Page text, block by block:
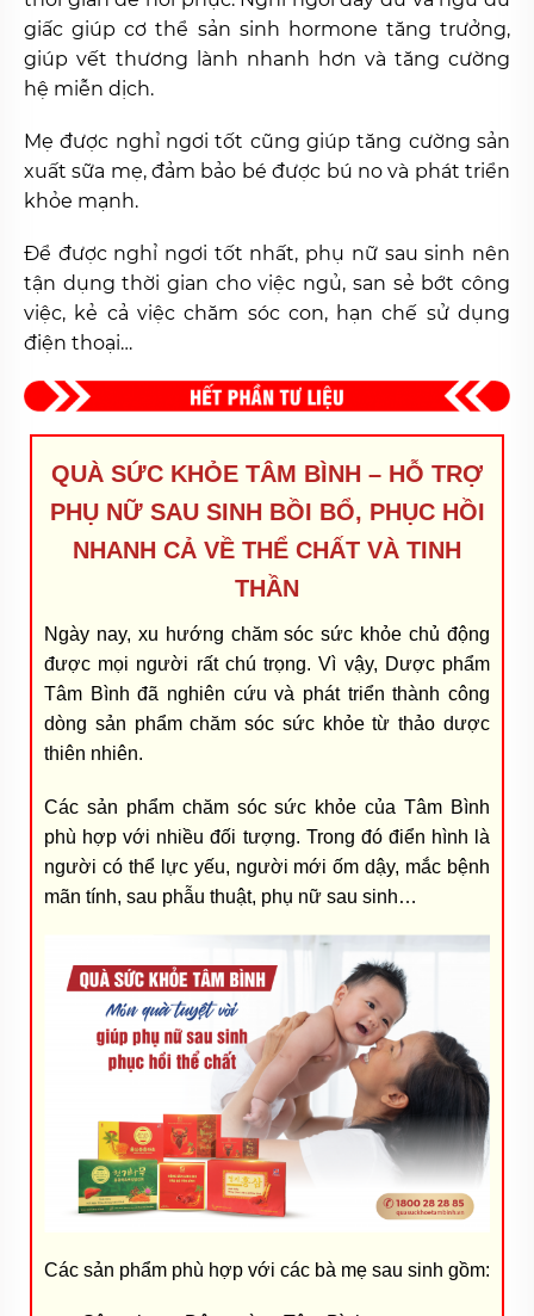
giấc giúp cơ thể sản sinh hormone tăng trưởng,
giúp vết thương lành nhanh hơn và tăng cường
hệ miễn dịch.
Mẹ được nghỉ ngơi tốt cũng giúp tăng cường sản
xuất sữa mẹ, đảm bảo bé được bú no và phát triển
khỏe mạnh.
Để được nghỉ ngơi tốt nhất, phụ nữ sau sinh nên
tận dụng thời gian cho việc ngủ, san sẻ bớt công
việc, kẻ cả việc chăm sóc con, hạn chế sử dụng
điện thoại…
QUÀ SỨC KHỎE TÂM BÌNH – HỖ TRỢ
PHỤ NỮ SAU SINH BỒI BỔ, PHỤC HỒI
NHANH CẢ VỀ THỂ CHẤT VÀ TINH
THẦN
Ngày nay, xu hướng chăm sóc sức khỏe chủ động
được mọi người rất chú trọng. Vì vậy, Dược phẩm
Tâm Bình đã nghiên cứu và phát triển thành công
dòng sản phẩm chăm sóc sức khỏe từ thảo dược
thiên nhiên.
Các sản phẩm chăm sóc sức khỏe của Tâm Bình
phù hợp với nhiều đối tượng. Trong đó điển hình là
người có thể lực yếu, người mới ốm dậy, mắc bệnh
mãn tính, sau phẫu thuật, phụ nữ sau sinh…
Các sản phẩm phù hợp với các bà mẹ sau sinh gồm: